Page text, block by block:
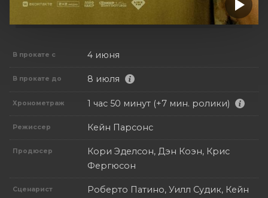
В прокате с 4 июня
В прокате до 8 июля
Хронометраж 1 час 50 минут (+7 мин. ролики)
Режиссер Кейн Парсонс
Продюсер
Кори Эделсон, Дэн Коэн, Крис
Фергюсон
Сценарист
Роберто Патино, Уилл Судик, Кейн